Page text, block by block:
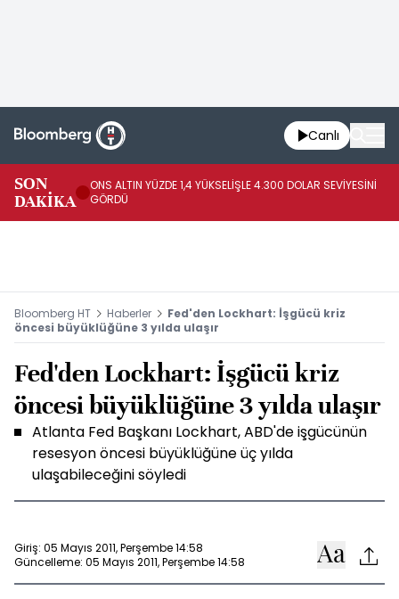
Canlı
SON
DAKİKA
ONS ALTIN YÜZDE 1,4 YÜKSELİŞLE 4.300 DOLAR SEVİYESİNİ
GÖRDÜ
Bloomberg HT Haberler
Fed'den Lockhart: İşgücü kriz
öncesi büyüklüğüne 3 yılda ulaşır
Fed'den Lockhart: İşgücü kriz
öncesi büyüklüğüne 3 yılda ulaşır
Atlanta Fed Başkanı Lockhart, ABD'de işgücünün
resesyon öncesi büyüklüğüne üç yılda
ulaşabileceğini söyledi
Giriş: 05 Mayıs 2011, Perşembe 14:58
Güncelleme: 05 Mayıs 2011, Perşembe 14:58